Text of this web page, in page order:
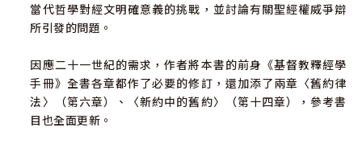
當代哲學對經文明確意義的挑戰，並討論有關聖經權威爭辯
所引發的問題。
因應二十一世紀的需求，作者將本書的前身《基督教釋經學
手冊》全書各章都作了必要的修訂，還加添了兩章〈舊約律
法〉（第六章）、〈新約中的舊約〉（第十四章），參考書
目也全面更新。